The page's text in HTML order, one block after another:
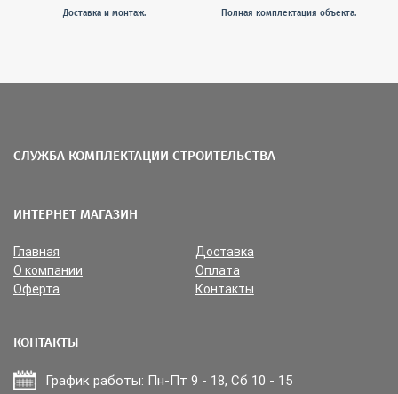
Доставка и монтаж. Полная комплектация объекта.
СЛУЖБА КОМПЛЕКТАЦИИ СТРОИТЕЛЬСТВА
ИНТЕРНЕТ МАГАЗИН
Главная
Доставка
О компании
Оплата
Оферта
Контакты
КОНТАКТЫ
График работы: Пн-Пт 9 - 18, Сб 10 - 15